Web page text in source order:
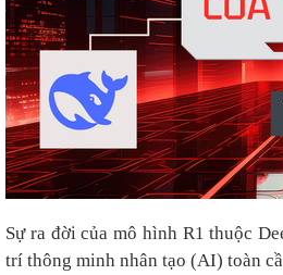
Sự ra đời của mô hình R1 thuộc
trí thông minh nhân tạo (AI) toàn